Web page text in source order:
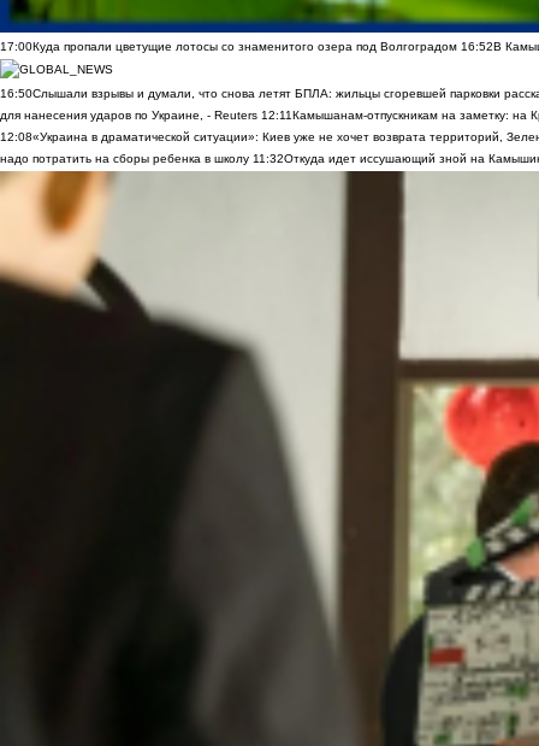
17:00Куда пропали цветущие лотосы со знаменитого озера под Волгоградом 16:52В
16:50Слышали взрывы и думали, что снова летят БПЛА: жильцы сгоревшей парковки
для нанесения ударов по Украине, - Reuters 12:11Камышанам-отпускникам на заметку: на
12:08«Украина в драматической ситуации»: Киев уже не хочет возврата территорий,
надо потратить на сборы ребенка в школу 11:32Откуда идет иссушающий зной на